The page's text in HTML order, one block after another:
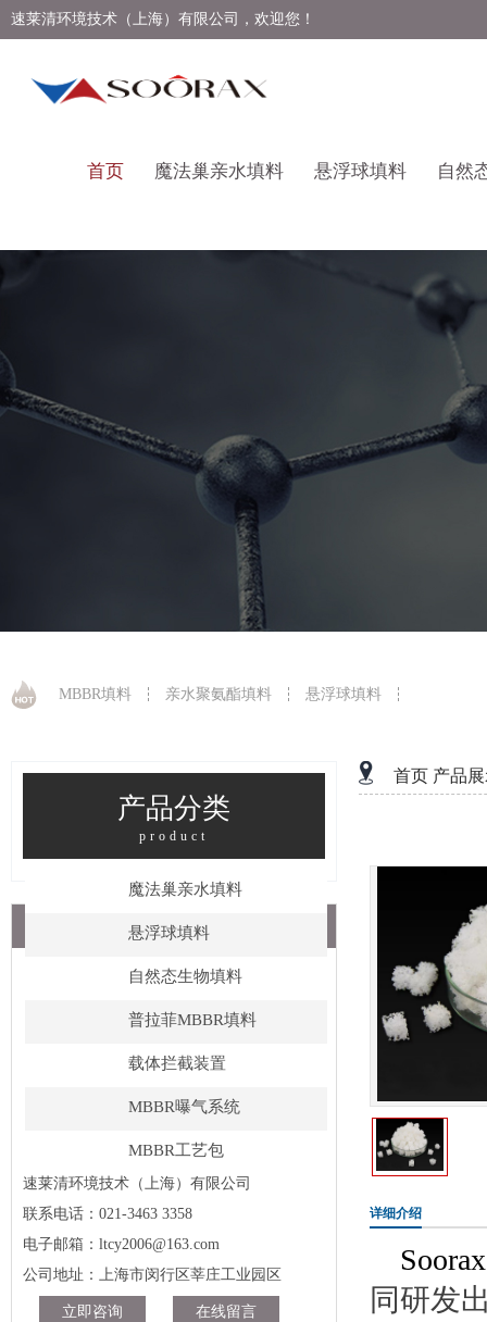
速莱清环境技术（上海）有限公司，欢迎您！
首页 魔法巢亲水填料 悬浮球填料 自然
MBBR填料 亲水聚氨酯填料 悬浮球填料
产品分类
product
魔法巢亲水填料
悬浮球填料
自然态生物填料
普拉菲MBBR填料
载体拦截装置
MBBR曝气系统
MBBR工艺包
联系我们
速莱清环境技术（上海）有限公司
联系电话：021-3463 3358
电子邮箱：ltcy2006@163.com
公司地址：上海市闵行区莘庄工业园区
立即咨询 在线留言
首页 产品
详细介绍
Soorax
同研发